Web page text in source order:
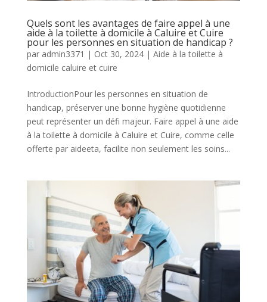
Quels sont les avantages de faire appel à une
aide à la toilette à domicile à Caluire et Cuire
pour les personnes en situation de handicap ?
par admin3371 | Oct 30, 2024| Aide à la toilette à
domicile caluire et cuire
IntroductionPour les personnes en situation de
handicap, préserver une bonne hygiène quotidienne
peut représenter un défi majeur. Faire appel à une aide
à la toilette à domicile à Caluire et Cuire, comme celle
offerte par aideeta, facilite non seulement les soins...